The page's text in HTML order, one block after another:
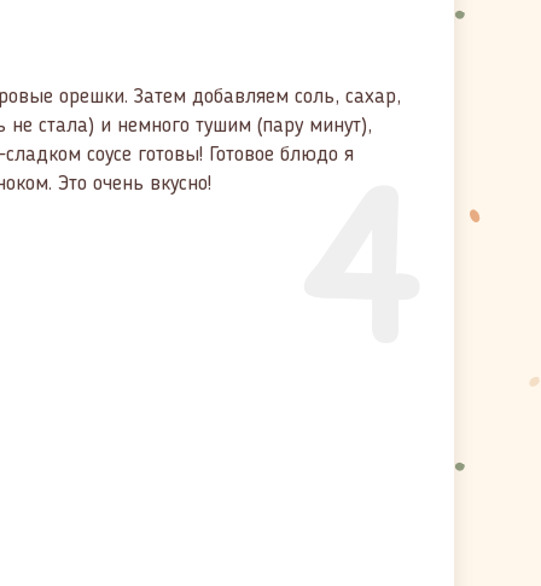
орешки. Затем добавляем соль, сахар,
стала) и немного тушим (пару минут),
соусе готовы! Готовое блюдо я
Это очень вкусно!